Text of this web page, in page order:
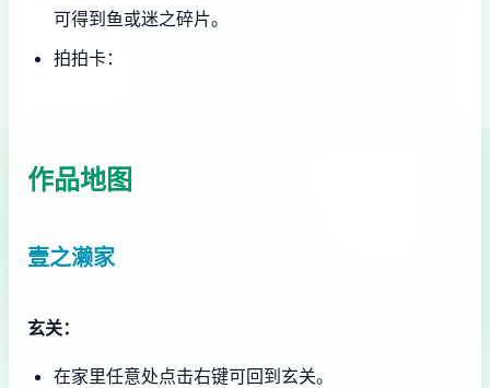
可得到鱼或迷之碎片。
拍拍卡：
作品地图
壹之濑家
玄关：
在家里任意处点击右键可回到玄关。